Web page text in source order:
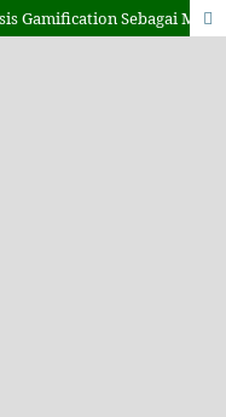
Penerapan iDu iLearning Plus berbasis Gamification Sebagai Media Pembelajaran Jarak Jauh pada Perguruan Tinggi